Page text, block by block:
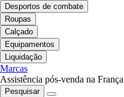
Desportos de combate
Roupas
Calçado
Equipamentos
Liquidação
Marcas
Assistência pós-venda na França
Pesquisar